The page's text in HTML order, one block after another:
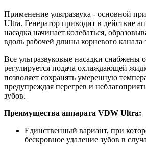
Применение ультразвука - основной
Ultra. Генератор приводит в действие
насадка начинает колебаться,
вдоль рабочей длины корневого канала
Все ультразвуковые насадки снабжены
регулируется подача охлаждающей
позволяет сохранять умеренную
предупреждая перегрев и
зубов.
Преимущества аппарата VDW Ultra:
Единственный вариант, при
бескровное удаление зубов в